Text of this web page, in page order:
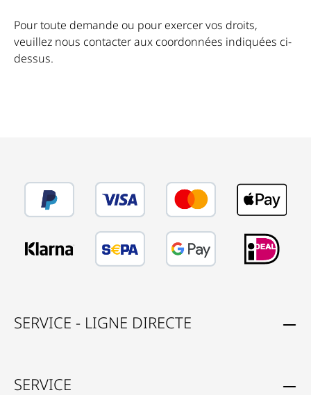
Pour toute demande ou pour exercer vos droits,
veuillez nous contacter aux coordonnées indiquées ci-
dessus.
SERVICE - LIGNE DIRECTE
SERVICE